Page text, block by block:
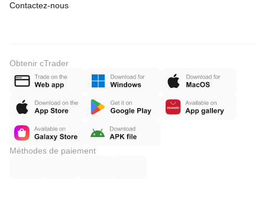
Contactez-nous
Obtenir cTrader
Méthodes de paiement